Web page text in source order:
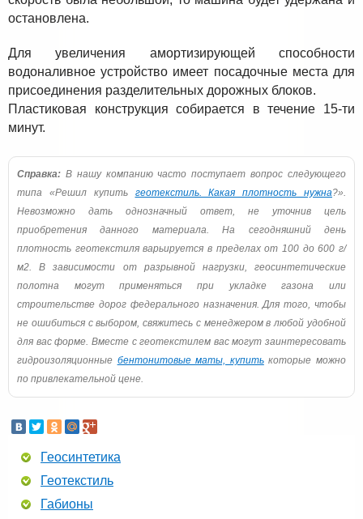
остановлена.
Для увеличения амортизирующей способности
водоналивное устройство имеет посадочные места для
присоединения разделительных дорожных блоков.
Пластиковая конструкция собирается в течение 15-ти
минут.
Справка: В нашу компанию часто поступает вопрос следующего
типа «Решил купить геотекстиль. Какая плотность нужна?».
Невозможно дать однозначный ответ, не уточнив цель
приобретения данного материала. На сегодняшний день
плотность геотекстиля варьируется в пределах от 100 до 600 г/
м2. В зависимости от разрывной нагрузки, геосинтетические
полотна могут применяться при укладке газона или
строительстве дорог федерального назначения. Для того, чтобы
не ошибиться с выбором, свяжитесь с менеджером в любой удобной
для вас форме. Вместе с геотекстилем вас могут заинтересовать
гидроизоляционные бентонитовые маты, купитькоторые можно
по привлекательной цене.
Геосинтетика
Геотекстиль
Габионы